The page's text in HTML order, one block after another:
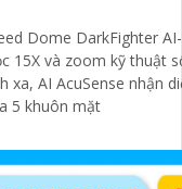
Dome DarkFighter
15X và zoom kỹ thuật
xa, AI AcuSense nhận
5 khuôn mặt